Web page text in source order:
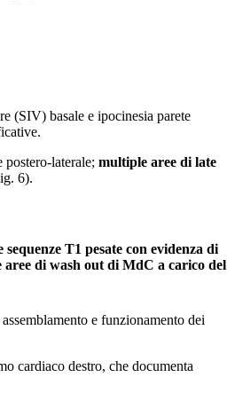
(SIV) basale e ipocinesia parete
laterale; multiple aree di late
6).
T1 pesate con evidenza di
aree di wash out di MdC a carico del
e funzionamento dei
cardiaco destro, che documenta